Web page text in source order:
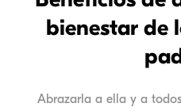
bienestar de
Abrazarla a ella y a